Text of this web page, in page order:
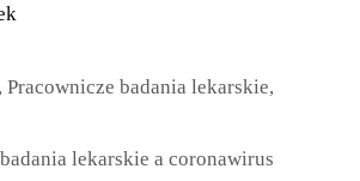
,Pracownicze badania lekarskie,
lekarskie a coronawirus